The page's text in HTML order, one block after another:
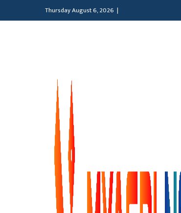
Thursday August 6, 2026 |